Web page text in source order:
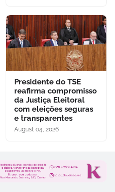
Presidente do TSE
reafirma compromisso
da Justiça Eleitoral
com eleições seguras
e transparentes
August 04, 2026